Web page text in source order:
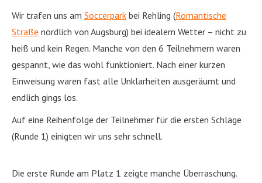
Wir trafen uns am Soccerpark bei Rehling (Romantische
Straße nördlich von Augsburg) bei idealem Wetter – nicht zu
heiß und kein Regen. Manche von den 6 Teilnehmern waren
gespannt, wie das wohl funktioniert. Nach einer kurzen
Einweisung waren fast alle Unklarheiten ausgeräumt und
endlich gings los.
Auf eine Reihenfolge der Teilnehmer für die ersten Schläge
(Runde 1) einigten wir uns sehr schnell.
Die erste Runde am Platz 1 zeigte manche Überraschung.